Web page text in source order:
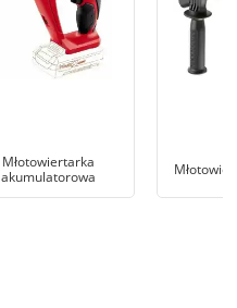
Młotowiertarka
akumulatorowa